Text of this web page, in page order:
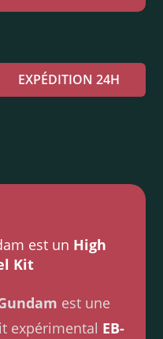
EXPÉDITION 24H
est un High
Kit
est une
expérimental EB-